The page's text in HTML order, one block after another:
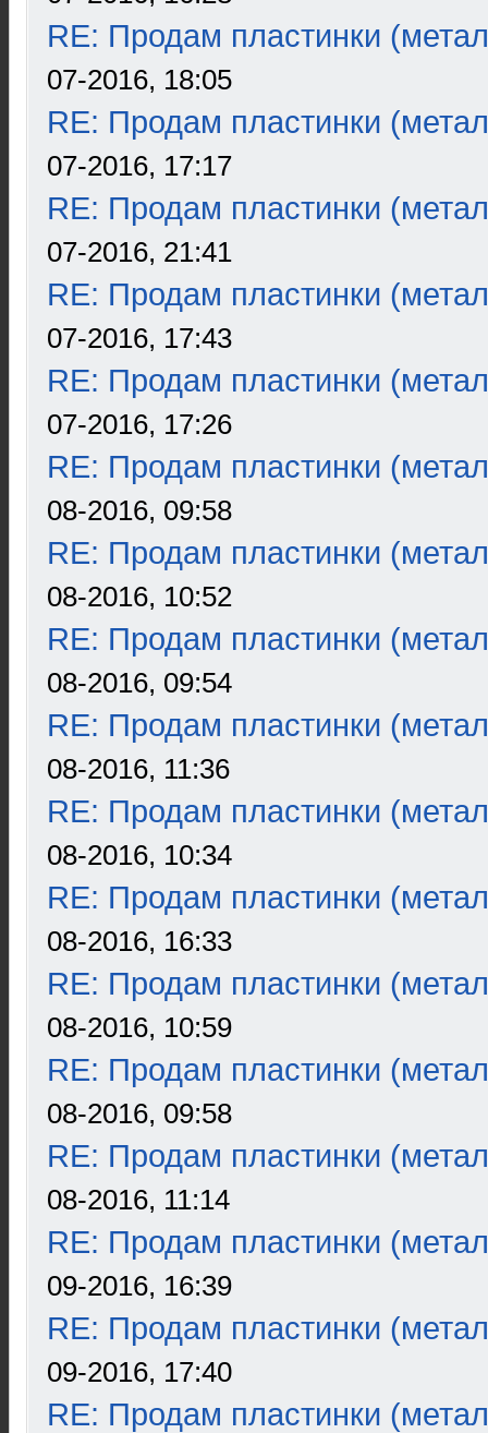
RE: Продам пластинки
07-2016, 18:05
RE: Продам пластинки
07-2016, 17:17
RE: Продам пластинки
07-2016, 21:41
RE: Продам пластинки
07-2016, 17:43
RE: Продам пластинки
07-2016, 17:26
RE: Продам пластинки
08-2016, 09:58
RE: Продам пластинки
08-2016, 10:52
RE: Продам пластинки
08-2016, 09:54
RE: Продам пластинки
08-2016, 11:36
RE: Продам пластинки
08-2016, 10:34
RE: Продам пластинки
08-2016, 16:33
RE: Продам пластинки
08-2016, 10:59
RE: Продам пластинки
08-2016, 09:58
RE: Продам пластинки
08-2016, 11:14
RE: Продам пластинки
09-2016, 16:39
RE: Продам пластинки
09-2016, 17:40
RE: Продам пластинки